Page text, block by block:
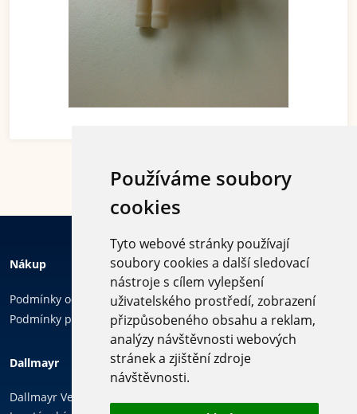
Používáme soubory
cookies
Tyto webové stránky používají
soubory cookies a další sledovací
nástroje s cílem vylepšení
uživatelského prostředí, zobrazení
přizpůsobeného obsahu a reklam,
analýzy návštěvnosti webových
stránek a zjištění zdroje
návštěvnosti.
Nákup
Podmínky ochrany osobních údajů
Podmínky používání cookies
Dallmayr
Dallmayr Vending & Office, k.s.